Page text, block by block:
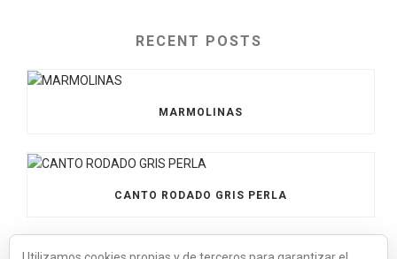
RECENT POSTS
MARMOLINAS
CANTO RODADO GRIS PERLA